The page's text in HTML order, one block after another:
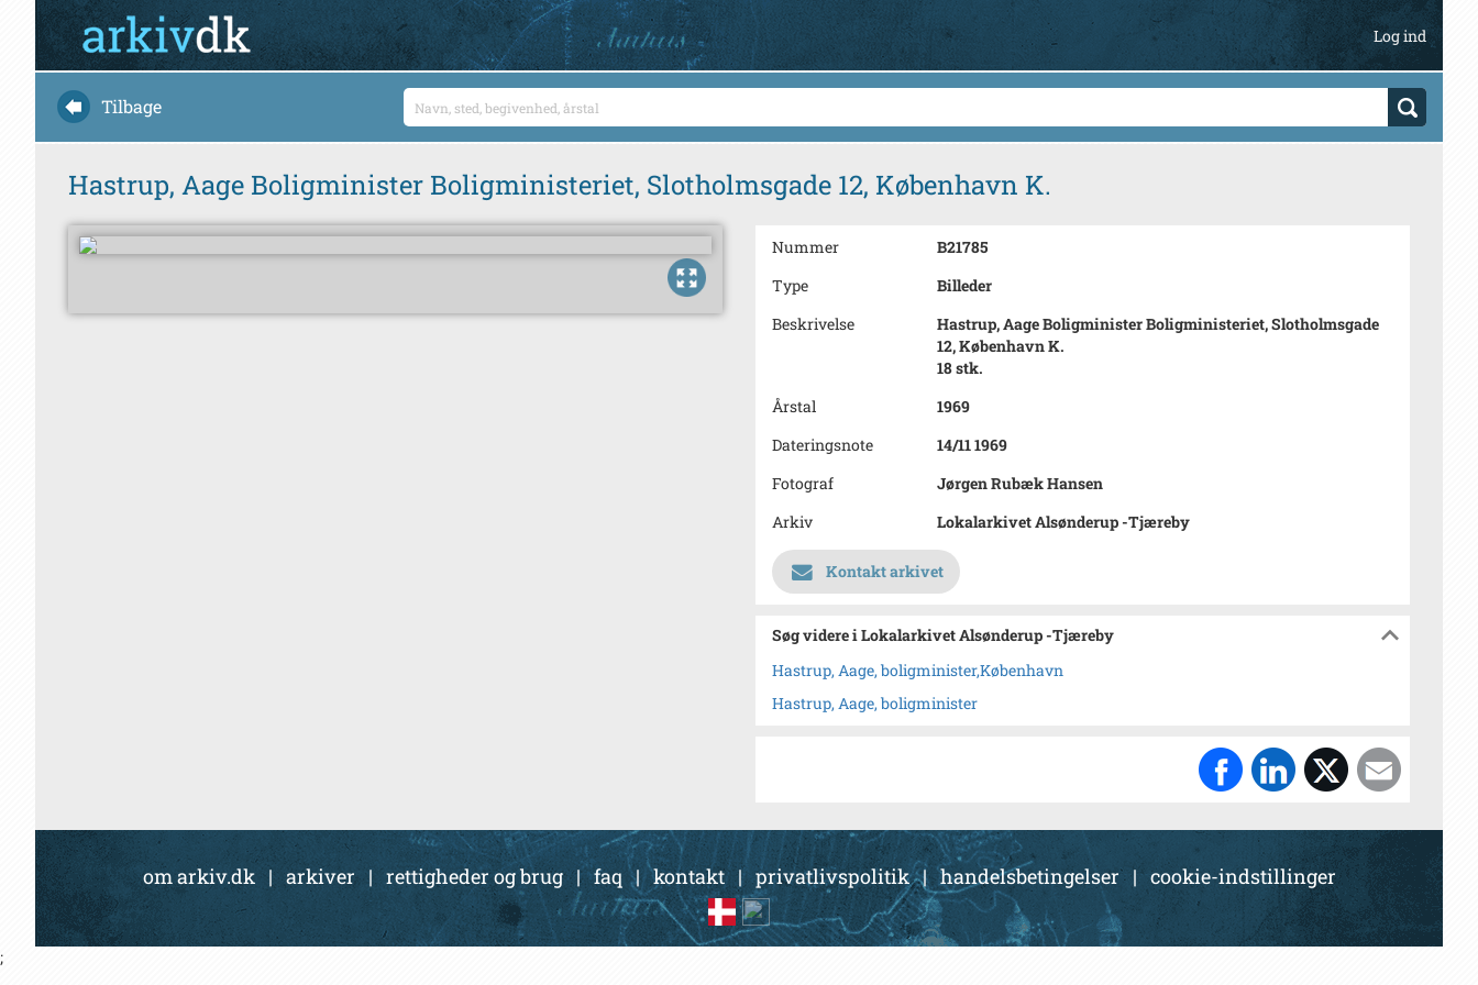
Log ind
Tilbage
Hastrup, Aage Boligminister Boligministeriet, Slotholmsgade 12, København K.
Nummer
B21785
Type
Billeder
Beskrivelse
Hastrup, Aage Boligminister Boligministeriet, Slotholmsgade
12, København K.
18 stk.
Årstal
1969
Dateringsnote
14/11 1969
Fotograf
Jørgen Rubæk Hansen
Arkiv
Lokalarkivet Alsønderup -Tjæreby
Kontakt arkivet
Søg videre i Lokalarkivet Alsønderup -Tjæreby
Hastrup, Aage, boligminister,København
Hastrup, Aage, boligminister
om arkiv.dk | arkiver| rettigheder og brug|faq |kontakt| privatlivspolitik|handelsbetingelser | cookie-indstillinger
;